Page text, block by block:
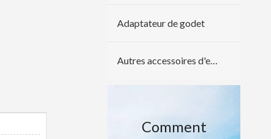
Adaptateur de godet
Autres accessoires d'excavatrice
Comment